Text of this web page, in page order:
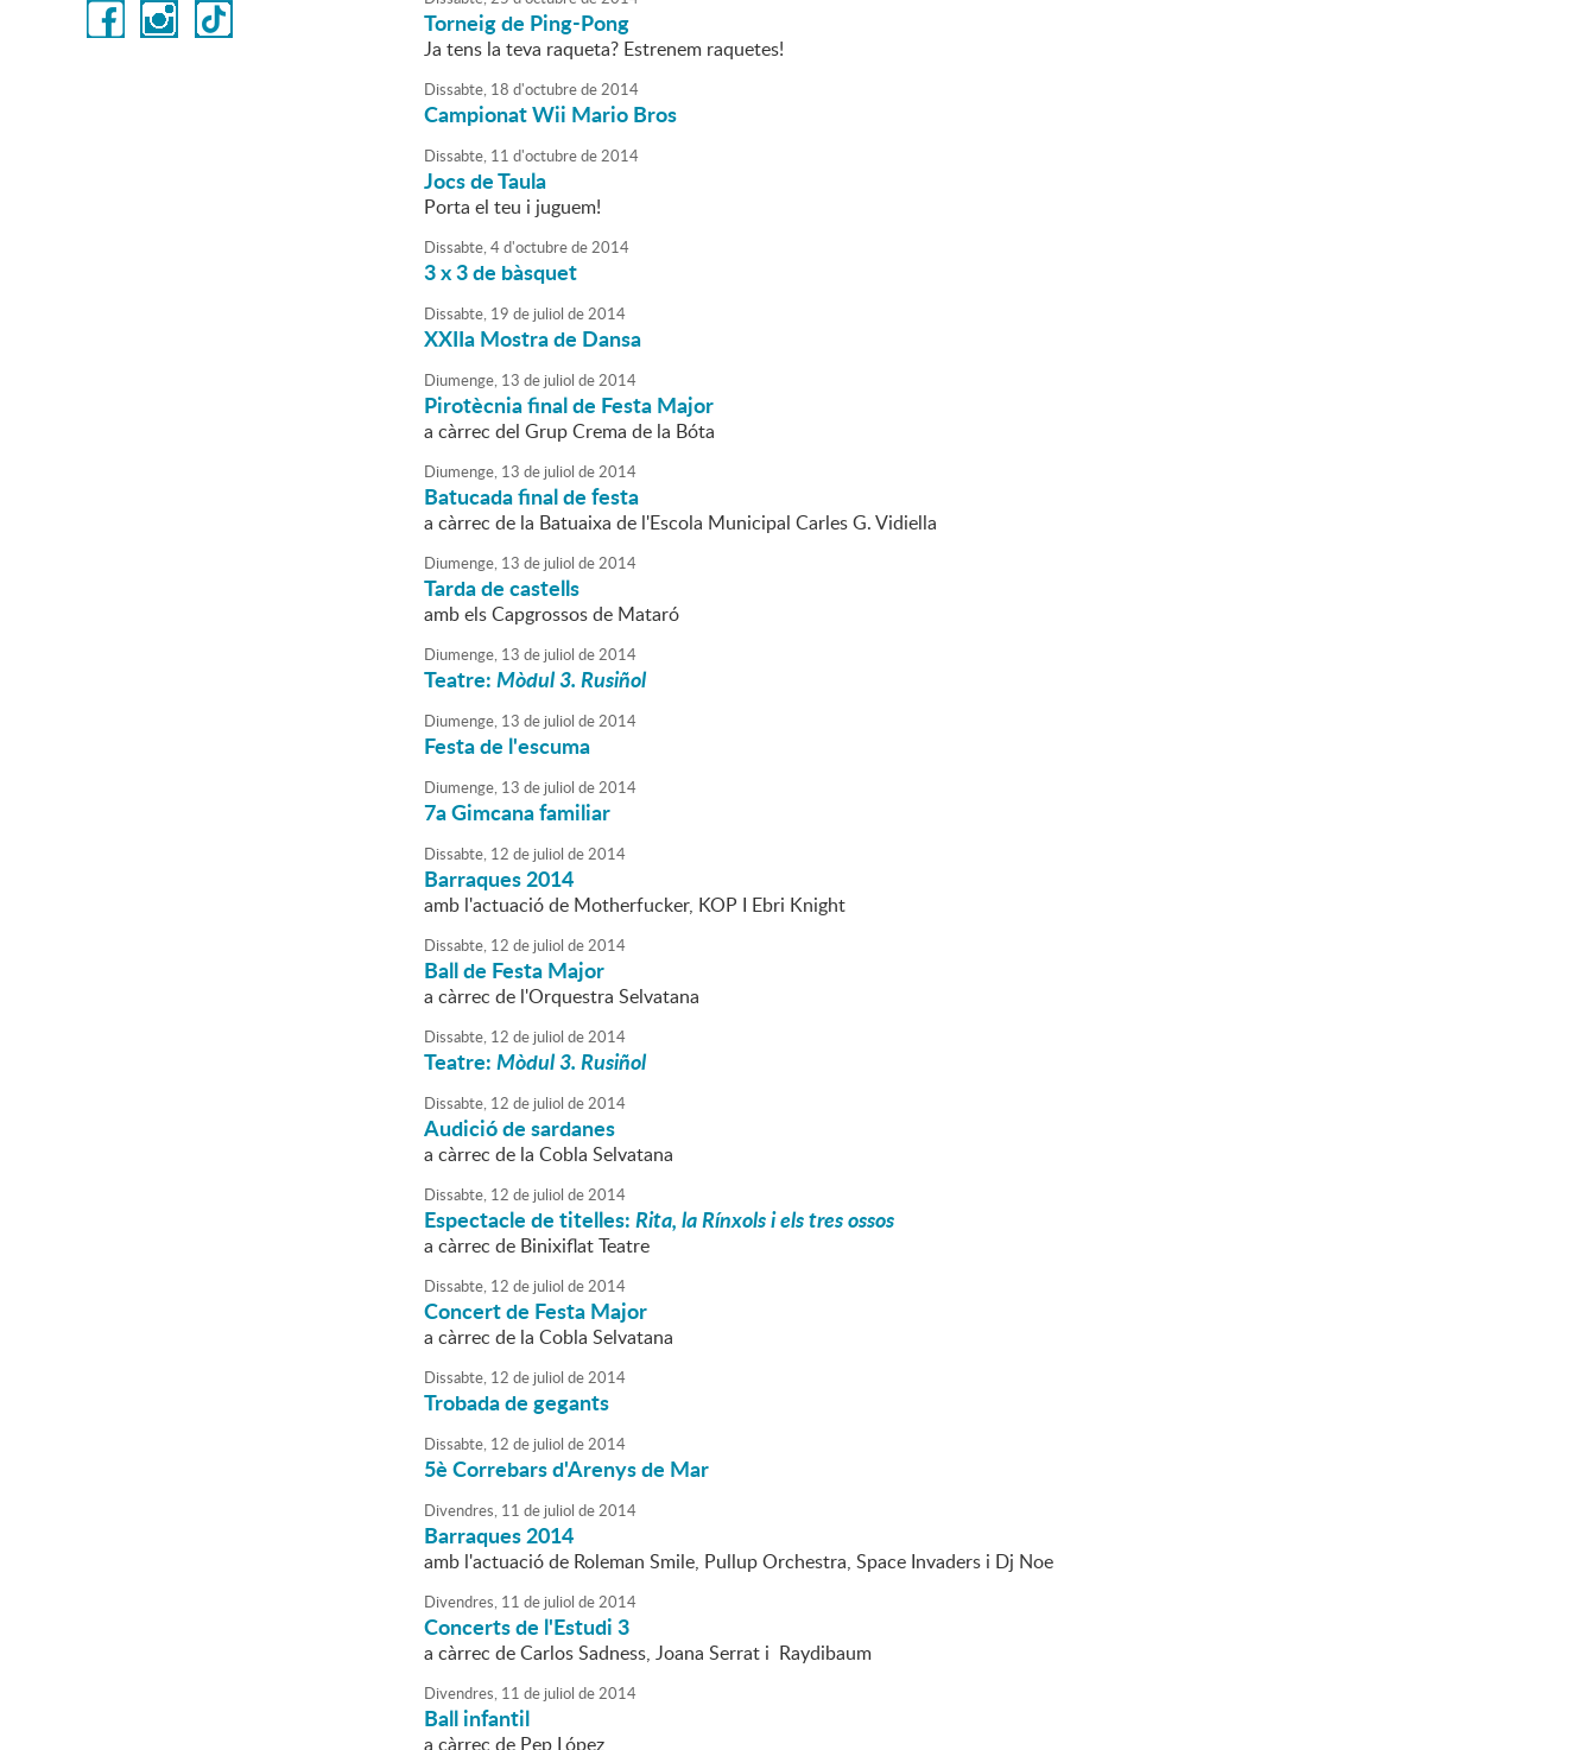
Torneig de Ping-Pong
Ja tens la teva raqueta? Estrenem raquetes!
Dissabte, 18 d'octubrede2014
Campionat Wii Mario Bros
Dissabte, 11 d'octubrede2014
Jocs de Taula
Porta el teu i juguem!
Dissabte,4d'octubrede2014
3 x 3 de bàsquet
Dissabte, 19 de juliol de2014
XXIIa Mostra de Dansa
Diumenge, 13 de juliol de2014
Pirotècnia final de Festa Major
a càrrec del Grup Crema de la Bóta
Diumenge, 13 de juliol de2014
Batucada final de festa
a càrrec de la Batuaixa de l'Escola Municipal Carles G. Vidiella
Diumenge, 13 de juliol de2014
Tarda de castells
amb els Capgrossos de Mataró
Diumenge, 13 de juliol de2014
Teatre:Mòdul 3. Rusiñol
Diumenge, 13 de juliol de2014
Festa de l'escuma
Diumenge, 13 de juliol de2014
7a Gimcana familiar
Dissabte, 12 de juliol de2014
Barraques 2014
amb l'actuació de Motherfucker, KOP I Ebri Knight
Dissabte, 12 de juliol de2014
Ball de Festa Major
a càrrec de l'Orquestra Selvatana
Dissabte, 12 de juliol de2014
Teatre:Mòdul 3. Rusiñol
Dissabte, 12 de juliol de2014
Audició de sardanes
a càrrec de la Cobla Selvatana
Dissabte, 12 de juliol de2014
Espectacle de titelles:Rita, la Rínxols i els tres ossos
a càrrec de Binixiflat Teatre
Dissabte, 12 de juliol de2014
Concert de Festa Major
a càrrec de la Cobla Selvatana
Dissabte, 12 de juliol de2014
Trobada de gegants
Dissabte, 12 de juliol de2014
5è Correbars d'Arenys de Mar
Divendres, 11 de juliol de2014
Barraques 2014
amb l'actuació de Roleman Smile, Pullup Orchestra, Space Invaders i Dj Noe
Divendres, 11 de juliol de2014
Concerts de l'Estudi 3
a càrrec de Carlos Sadness, Joana Serrat i Raydibaum
Divendres, 11 de juliol de2014
Ball infantil
a càrrec de Pep López